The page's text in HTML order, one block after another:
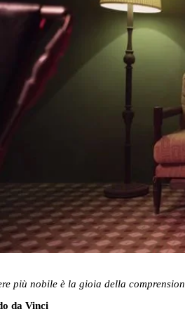
più nobile è la gioia della
da Vinci